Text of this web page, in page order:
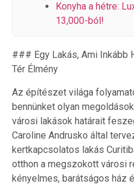
Konyha a hétre:
13,000-ból!
### Egy Lakás, Ami Inkább
Tér Élmény
Az építészet világa
bennünket olyan
városi lakások határait
Caroline Andrusko által
kertkapcsolatos lakás
otthon a megszokott városi
kényelmes, barátságos ház